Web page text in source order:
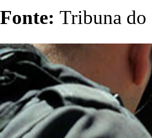
Fonte: Tribuna do